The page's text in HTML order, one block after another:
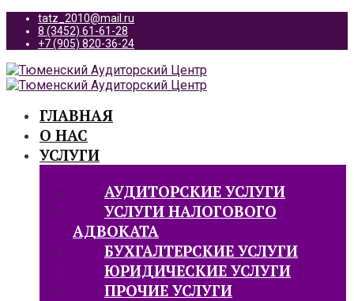
tatz_2010@mail.ru
8 (3452) 61-61-28
+7 (905) 820-36-24
ГЛАВНАЯ
О НАС
УСЛУГИ
АУДИТОРСКИЕ УСЛУГИ
УСЛУГИ НАЛОГОВОГО
АДВОКАТА
БУХГАЛТЕРСКИЕ УСЛУГИ
ЮРИДИЧЕСКИЕ УСЛУГИ
ПРОЧИЕ УСЛУГИ